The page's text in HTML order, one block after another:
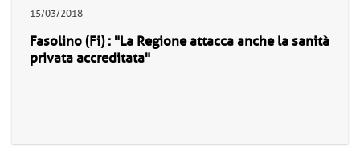
15/03/2018
Fasolino (Fi) : "La Regione attacca anche la sanità
privata accreditata"